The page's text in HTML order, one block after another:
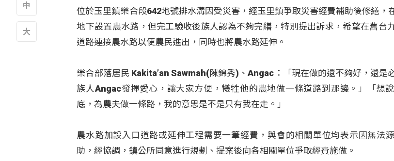
位於玉里鎮樂合段642地號排水溝因受災害，經玉里鎮爭取災害經費補助後修繕，
地下設置農水路，但完工驗收後族人認為不夠完繕，特別提出訴求，希望在舊台
道路連接農水路以便農民進出，同時也將農水路延伸。
樂合部落居民 Kakita’an Sawmah(陳錦秀)、Angac：「現在做的還不夠好，還是
族人Angac發揮愛心，讓大家方便，犧牲他的農地做一條道路到那邊。」「想
底，為農夫做一條路，我的意思是不是只有我在走。」
農水路加設入口道路或延伸工程需要一筆經費，與會的相關單位均表示因無法
助，經協調，鎮公所同意進行規劃、提案後向各相關單位爭取經費施做。